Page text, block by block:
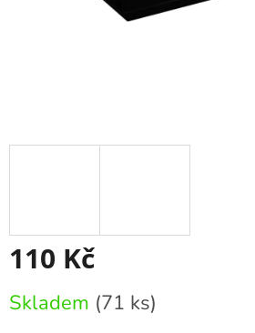
110 Kč
cena:
Skladem (71 ks)